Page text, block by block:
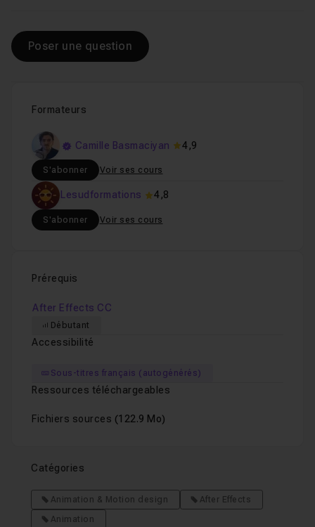
Formateurs
Camille Basmaciyan 4,9
S'abonner Voir ses cours
Lesudformations 4,8
S'abonner Voir ses cours
Prérequis
After Effects CC
Débutant
Accessibilité
Sous-titres français (autogénérés)
Ressources téléchargeables
Fichiers sources (122.9 Mo)
Catégories
Animation & Motion design
After Effects
Animation
Poser une question